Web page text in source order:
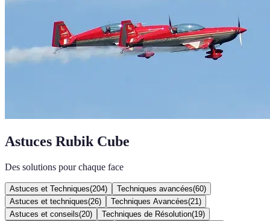
Astuces Rubik Cube
Des solutions pour chaque face
Astuces et Techniques(204) Techniques avancées(60)
Astuces et techniques(26) Techniques Avancées(21 )
Astuces et conseils(20) Techniques de Résolution(19)